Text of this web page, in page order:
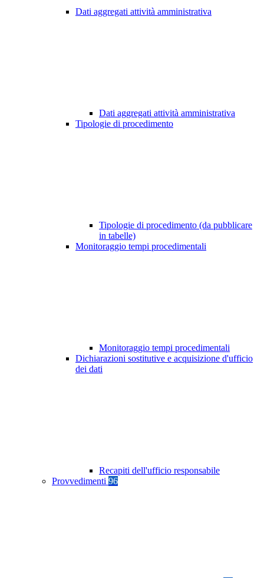
Dati aggregati attività amministrativa
Dati aggregati attività amministrativa
Tipologie di procedimento
Tipologie di procedimento (da pubblicare
in tabelle)
Monitoraggio tempi procedimentali
Monitoraggio tempi procedimentali
Dichiarazioni sostitutive e acquisizione d'ufficio
dei dati
Recapiti dell'ufficio responsabile
Provvedimenti 96